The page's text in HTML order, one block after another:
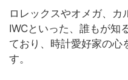
ロレックスやオメガ、カ
IWCといった、誰もが知
ており、時計愛好家の心
す。